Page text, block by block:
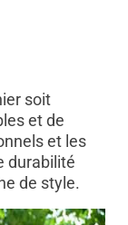
soit
et de
et les
durabilité
de style.